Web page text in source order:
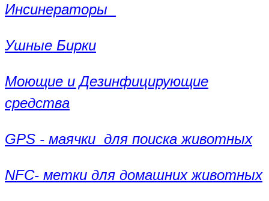
Инсинераторы
Ушные Бирки
Моющие и Дезинфицирующие
средства
GPS - маячки для поиска животных
NFC- метки для домашних животных